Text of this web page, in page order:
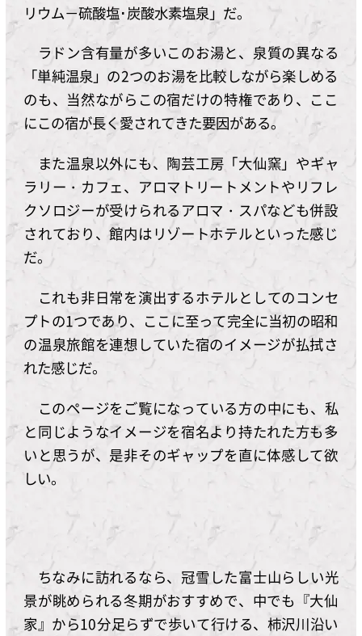
リウム－硫酸塩･炭酸水素塩泉」だ。
ラドン含有量が多いこのお湯と、泉質の異なる
「単純温泉」の2つのお湯を比較しながら楽しめる
のも、当然ながらこの宿だけの特権であり、ここ
にこの宿が長く愛されてきた要因がある。
また温泉以外にも、陶芸工房「大仙窯」やギャ
ラリー・カフェ、アロマトリートメントやリフレ
クソロジーが受けられるアロマ・スパなども併設
されており、館内はリゾートホテルといった感じ
だ。
これも非日常を演出するホテルとしてのコンセ
プトの1つであり、ここに至って完全に当初の昭和
の温泉旅館を連想していた宿のイメージが払拭さ
れた感じだ。
このページをご覧になっている方の中にも、私
と同じようなイメージを宿名より持たれた方も多
いと思うが、是非そのギャップを直に体感して欲
しい。
ちなみに訪れるなら、冠雪した富士山らしい光
景が眺められる冬期がおすすめで、中でも『大仙
家』から10分足らずで歩いて行ける、柿沢川沿い